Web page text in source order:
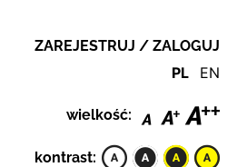
ZAREJESTRUJ / ZALOGUJ
PL EN
wielkość:
kontrast: